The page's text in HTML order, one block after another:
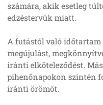
számára, akik esetleg
edzéstervük miatt.
A futástól való időtartam
megújulást,
iránti elköteleződést.
pihenőnapokon szintén
iránti örömöt.